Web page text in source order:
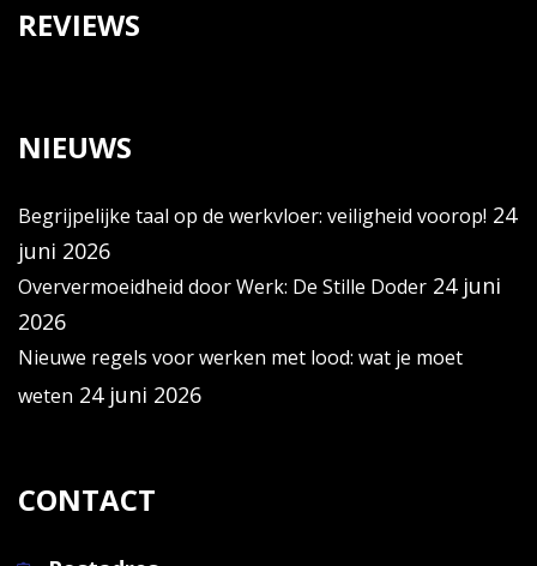
REVIEWS
NIEUWS
Begrijpelijke taal op de werkvloer: veiligheid voorop! 24
juni 2026
Oververmoeidheid door Werk: De Stille Doder 24 juni
2026
Nieuwe regels voor werken met lood: wat je moet
weten 24 juni 2026
CONTACT